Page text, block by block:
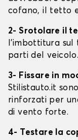
cofano, il tetto
2- Srotolare il
l'imbottitura sul
parti del veicolo.
3- Fissare in
Stilistauto.it
rinforzati per
di vento forte.
4- Testare la